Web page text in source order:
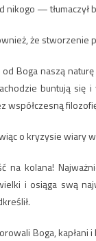
nikogo — tłumaczył
że stworzenie
Boga naszą
buntują się
współczesną
o kryzysie wiary
na kolana!
i osiąga swą
Boga, kapłani